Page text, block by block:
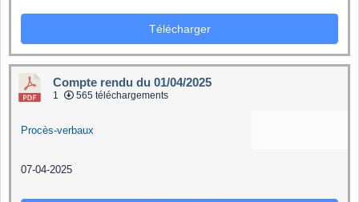
Télécharger
Compte rendu du 01/04/2025
1 565 téléchargements
Procès-verbaux
07-04-2025